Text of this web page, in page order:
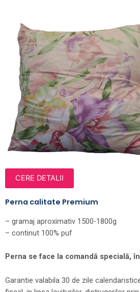
CERE DETALII
Perna calitate Premium
– gramaj aproximativ 1500-1800g
– continut 100% puf
Perna se face la comandă specială,
Garantie valabila 30 de zile